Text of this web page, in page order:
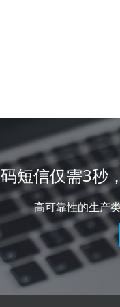
短信仅需3秒
高可靠性的生产